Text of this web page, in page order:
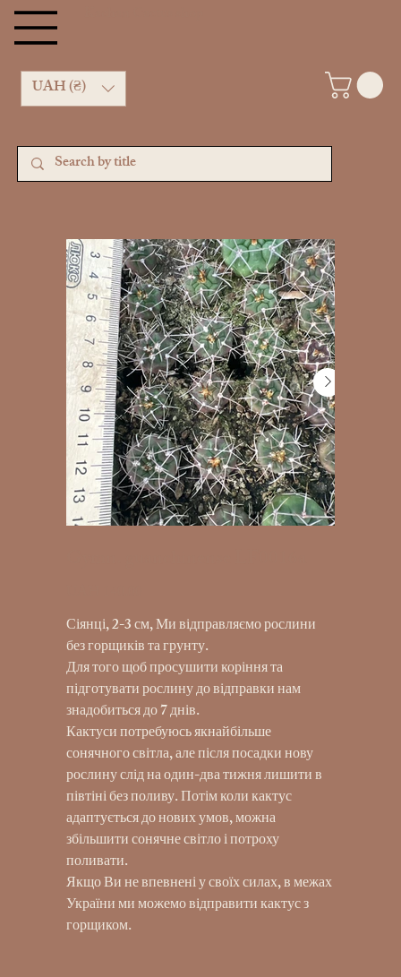
UAH (₴)
Сіянці, 2-3 см, Ми відправляємо рослини
без горщиків та грунту.
Для того щоб просушити коріння та
підготувати рослину до відправки нам
знадобиться до 7 днів.
Кактуси потребуюсь якнайбільше
сонячного світла, але після посадки нову
рослину слід на один-два тижня лишити в
півтіні без поливу. Потім коли кактус
адаптується до нових умов, можна
збільшити сонячне світло і потроху
поливати.
Якщо Ви не впевнені у своїх силах, в межах
України ми можемо відправити кактус з
горщиком.